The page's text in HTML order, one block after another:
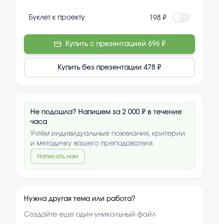
Буклет к проекту 198 ₽
Купить с презентацией 696 ₽
Купить без презентации 478 ₽
Не подошла? Напишем за 2 000 ₽ в течение
часа
Учтём индивидуальные пожелания, критерии
и методичку вашего преподавателя.
Написать нам
Нужна другая тема или работа?
Создайте еще один уникальный файл